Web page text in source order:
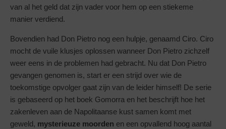
van al het geld dat zijn vader voor hem op een stiekeme
manier verdiend.
Bovendien had Don Pietro nog een hulpje, genaamd Ciro. Ciro
mocht de vuile klusjes oplossen wanneer Don Pietro zichzelf
weer eens in de problemen had gebracht. Nu dat Don Pietro
gevangen genomen is, start er een strijd over wie de
toekomstige opvolger gaat zijn van de leider himself! De serie
is gebaseerd op het boek Gomorra en het beschrijft hoe het
zakenleven aan de Napolitaanse kust samen komt met
geweld, mysterieuze moorden en een opvallend hoog aantal